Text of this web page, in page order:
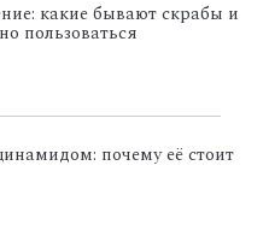
какие бывают скрабы и
пользоваться
почему её стоит